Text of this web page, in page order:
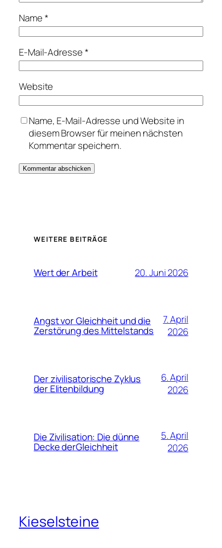
Name*
E-Mail-Adresse*
Website
Name, E-Mail-Adresse und Website in
diesem Browser für meinen nächsten
Kommentar speichern.
WEITERE BEITRÄGE
Wert der Arbeit 20. Juni 2026
Angst vor Gleichheit und die
Zerstörung des Mittelstands
7. April
2026
Der zivilisatorische Zyklus
der Elitenbildung
6. April
2026
Die Zivilisation: Die dünne
Decke derGleichheit
5. April
2026
Kieselsteine